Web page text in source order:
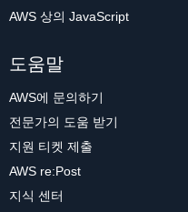
AWS 상의 JavaScript
도움말
AWS에 문의하기
전문가의 도움 받기
지원 티켓 제출
AWS re:Post
지식 센터